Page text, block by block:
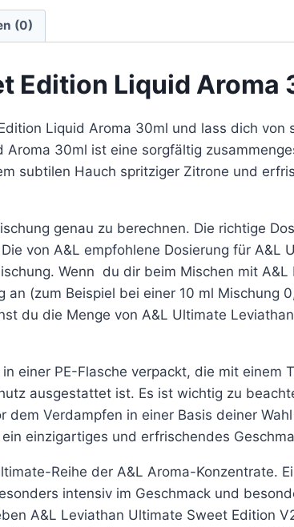
(0)
Edition Liquid Aroma
Liquid Aroma 30ml und lass dich von
30ml ist eine sorgfältig
subtilen Hauch spritziger Zitrone und
genau zu berechnen. Die richtige
von A&L empfohlene Dosierung für A&L
Wenn du dir beim Mischen mit
(zum Beispiel bei einer 10 ml Mischung
du die Menge von A&L Ultimate
einer PE-Flasche verpackt, die mit einem
ausgestattet ist. Es ist wichtig zu
Verdampfen in einer Basis deiner
einzigartiges und erfrischendes
Reihe der A&L Aroma-Konzentrate.
intensiv im Geschmack und
A&L Leviathan Ultimate Sweet Edition